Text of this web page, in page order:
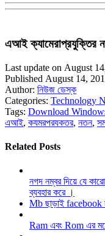
এআই ক্যামেরাপ্রযুক্তির
Last update on August
Published August 14,
Author: নিউজ ডেস্ক
Categories: Technology
Tags: Download
এআই, কযমরপরযকতর, নতন,
Related Posts
নগদ নম্বর দিয়ে যে
ব্যবহার করে ।
Mb ছাড়াই facebook
Ram এবং Rom এর